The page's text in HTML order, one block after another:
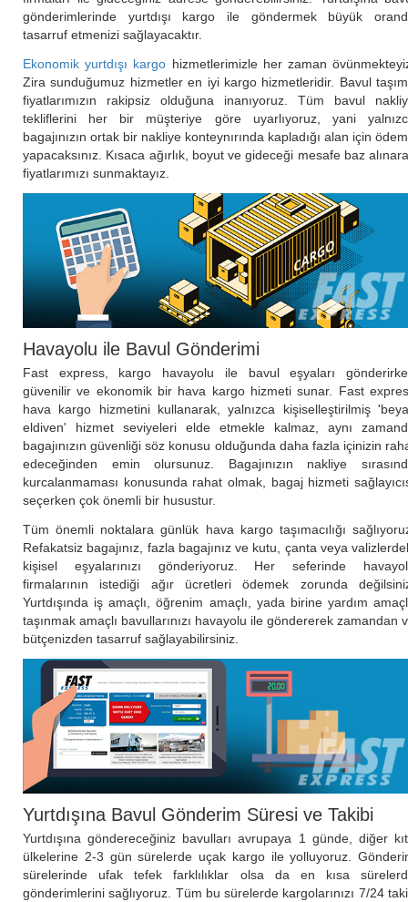
gönderimlerinde yurtdışı kargo ile göndermek büyük
tasarruf etmenizi sağlayacaktır.
Ekonomik yurtdışı kargo hizmetlerimizle her zaman
Zira sunduğumuz hizmetler en iyi kargo hizmetleridir. Bavul
fiyatlarımızın rakipsiz olduğuna inanıyoruz. Tüm bavul
tekliflerini her bir müşteriye göre uyarlıyoruz, yani
bagajınızın ortak bir nakliye konteynırında kapladığı alan için
yapacaksınız. Kısaca ağırlık, boyut ve gideceği mesafe baz
fiyatlarımızı sunmaktayız.
Havayolu ile Bavul Gönderimi
Fast express, kargo havayolu ile bavul eşyaları
güvenilir ve ekonomik bir hava kargo hizmeti sunar. Fast
hava kargo hizmetini kullanarak, yalnızca kişiselleştirilmiş
eldiven' hizmet seviyeleri elde etmekle kalmaz, aynı
bagajınızın güvenliği söz konusu olduğunda daha fazla içinizin
edeceğinden emin olursunuz. Bagajınızın nakliye
kurcalanmaması konusunda rahat olmak, bagaj hizmeti
seçerken çok önemli bir husustur.
Tüm önemli noktalara günlük hava kargo taşımacılığı
Refakatsiz bagajınız, fazla bagajınız ve kutu, çanta veya
kişisel eşyalarınızı gönderiyoruz. Her seferinde
firmalarının istediği ağır ücretleri ödemek zorunda
Yurtdışında iş amaçlı, öğrenim amaçlı, yada birine yardım
taşınmak amaçlı bavullarınızı havayolu ile göndererek zamandan
bütçenizden tasarruf sağlayabilirsiniz.
Yurtdışına Bavul Gönderim Süresi ve Takibi
Yurtdışına göndereceğiniz bavulları avrupaya 1 günde, diğer
ülkelerine 2-3 gün sürelerde uçak kargo ile yolluyoruz.
sürelerinde ufak tefek farklılıklar olsa da en kısa
gönderimlerini sağlıyoruz. Tüm bu sürelerde kargolarınızı 7/24